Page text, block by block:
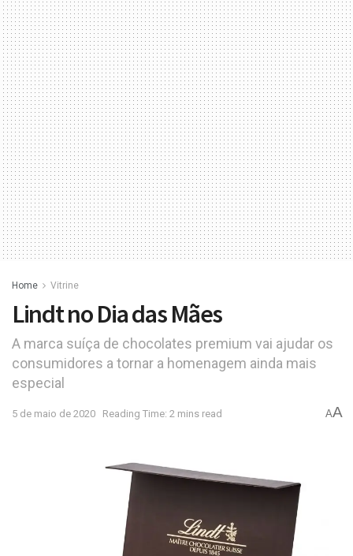
Home Vitrine
Lindt no Dia das Mães
A marca suíça de chocolates premium vai ajudar os
consumidores a tornar a homenagem ainda mais
especial
5 de maio de 2020 Reading Time: 2 mins read AA